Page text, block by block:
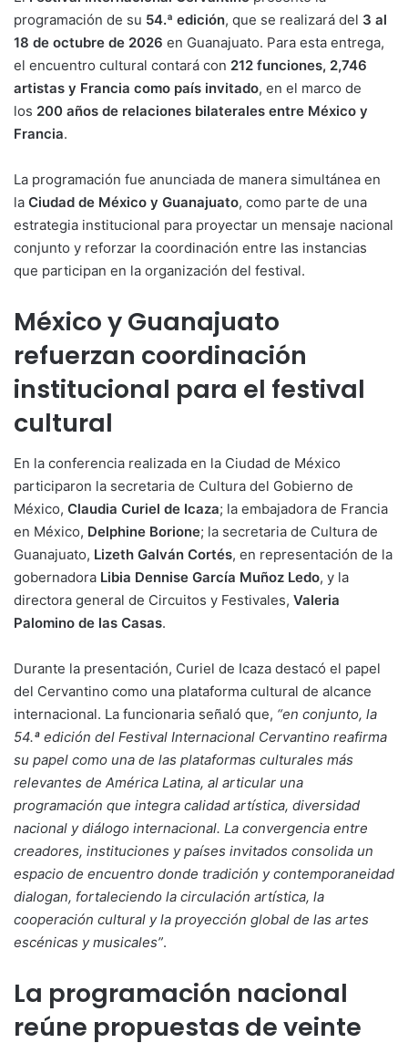
programación de su 54.ª edición, que se realizará del 3 al
18 de octubre de 2026 en Guanajuato. Para esta entrega,
el encuentro cultural contará con 212 funciones, 2,746
artistas y Francia como país invitado, en el marco de
los 200 años de relaciones bilaterales entre México y
Francia.
La programación fue anunciada de manera simultánea en
la Ciudad de México y Guanajuato, como parte de una
estrategia institucional para proyectar un mensaje nacional
conjunto y reforzar la coordinación entre las instancias
que participan en la organización del festival.
México y Guanajuato
refuerzan coordinación
institucional para el festival
cultural
En la conferencia realizada en la Ciudad de México
participaron la secretaria de Cultura del Gobierno de
México, Claudia Curiel de Icaza; la embajadora de Francia
en México, Delphine Borione; la secretaria de Cultura de
Guanajuato, Lizeth Galván Cortés, en representación de la
gobernadora Libia Dennise García Muñoz Ledo, y la
directora general de Circuitos y Festivales, Valeria
Palomino de las Casas.
Durante la presentación, Curiel de Icaza destacó el papel
del Cervantino como una plataforma cultural de alcance
internacional. La funcionaria señaló que, “en conjunto, la
54.ª edición del Festival Internacional Cervantino reafirma
su papel como una de las plataformas culturales más
relevantes de América Latina, al articular una
programación que integra calidad artística, diversidad
nacional y diálogo internacional. La convergencia entre
creadores, instituciones y países invitados consolida un
espacio de encuentro donde tradición y contemporaneidad
dialogan, fortaleciendo la circulación artística, la
cooperación cultural y la proyección global de las artes
escénicas y musicales”.
La programación nacional
reúne propuestas de veinte